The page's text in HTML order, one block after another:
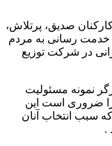
صدیق، پرتلاش،
خدمت رسانی به مردم
در شرکت توزیع
نمونه مسئولیت
ضروری است این
سبب انتخاب آنان
.